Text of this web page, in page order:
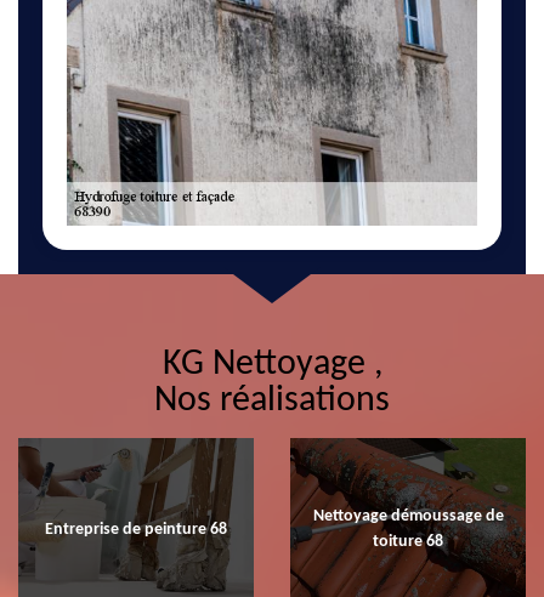
KG Nettoyage ,
Nos réalisations
Entreprise de peinture 68
Nettoyage démoussage de
toiture 68